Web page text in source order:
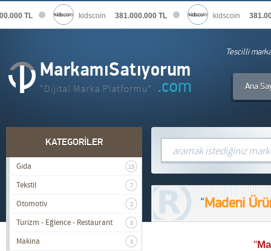
TL kidscoin 381.000.000 TL kidscoin
Tescilli
Ana
"Madeni
"
KATEGORİLER
Gıda 15
Tekstil 7
Otomotiv 2
Turizm - Eğlence - Restaurant 8
Makina 0